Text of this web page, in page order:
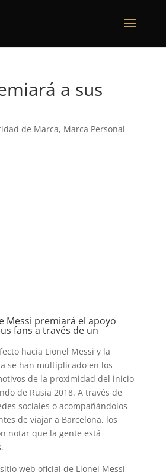
a sus
de Marca, Marca Personal
Messi premiará el apoyo
fans a través de un
hacia Lionel Messi y la
se han multiplicado en los
de la proximidad del inicio
de Rusia 2018. A través de
sociales o acompañándolos
de viajar a Barcelona, los
notar que la gente está
web oficial de Lionel Messi